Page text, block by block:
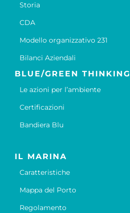
Storia
CDA
Modello organizzativo 231
Bilanci Aziendali
BLUE/GREEN THINKING
Le azioni per l’ambiente
Certificazioni
Bandiera Blu
IL MARINA
Caratteristiche
Mappa del Porto
Regolamento